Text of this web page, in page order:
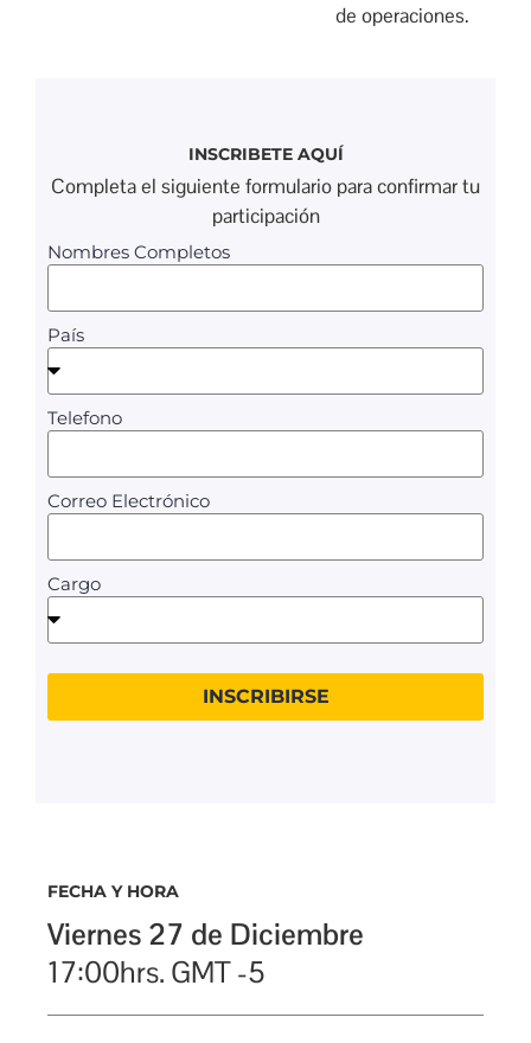
de operaciones.
INSCRIBETE AQUÍ
Completa el siguiente formulario para confirmar tu
participación
Nombres Completos
País
Telefono
Correo Electrónico
Cargo
INSCRIBIRSE
FECHA Y HORA
Viernes 27 de Diciembre
17:00hrs. GMT -5